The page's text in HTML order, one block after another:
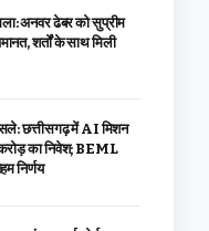
अनवर ढेबर को सुप्रीम
शर्तों के साथ मिली
छत्तीसगढ़ में AI मिशन
का निवेश; BEML
निर्णय